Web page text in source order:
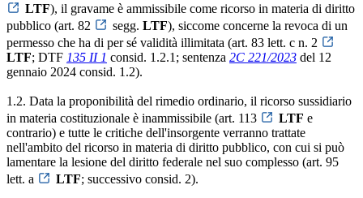
LTF), il gravame è ammissibile come ricorso in materia di diritto
pubblico (art. 82
segg. LTF), siccome concerne la revoca di un
permesso che ha di per sé validità illimitata (art. 83 lett. c n. 2
LTF; DTF 135 II 1 consid. 1.2.1; sentenza 2C 221/2023 del 12
gennaio 2024 consid. 1.2).
1.2. Data la proponibilità del rimedio ordinario, il ricorso sussidiario
in materia costituzionale è inammissibile (art. 113
LTF e
contrario) e tutte le critiche dell'insorgente verranno trattate
nell'ambito del ricorso in materia di diritto pubblico, con cui si può
lamentare la lesione del diritto federale nel suo complesso (art. 95
lett. a
LTF; successivo consid. 2).